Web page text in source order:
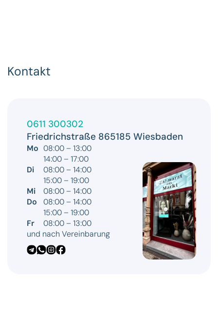
Kontakt
0611 300302
Friedrichstraße 865185 Wiesbaden
Mo 08:00 – 13:00
14:00 – 17:00
Di
08:00 – 14:00
15:00 – 19:00
Mi
08:00 – 14:00
Do
08:00 – 14:00
15:00 – 19:00
Fr
08:00 – 13:00
und nach Vereinbarung